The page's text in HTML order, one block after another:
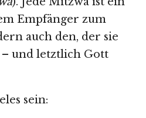
Empfänger zum
auch den, der sie
und letztlich Gott
sein: